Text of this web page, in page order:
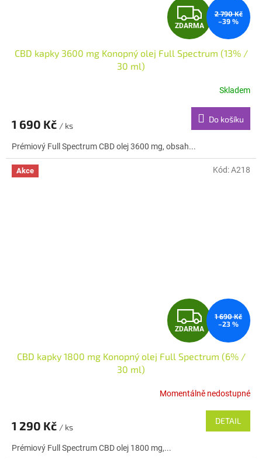
Z
D
A
M
A
ZDARMA
2 790 Kč
–39 %
CBD kapky 3600 mg Konopný olej Full Spectrum (13% /
30 ml)
Skladem
1 690 Kč / ks
Do košíku
Prémiový Full Spectrum CBD olej 3600 mg, obsah...
Akce
Z
D
A
R
M
A
ZDARMA
1 690 Kč
–23 %
CBD kapky 1800 mg Konopný olej Full Spectrum (6% /
30 ml)
Momentálně nedostupné
1 290 Kč / ks
DETAIL
Prémiový Full Spectrum CBD olej 1800 mg,...
Kód:A218